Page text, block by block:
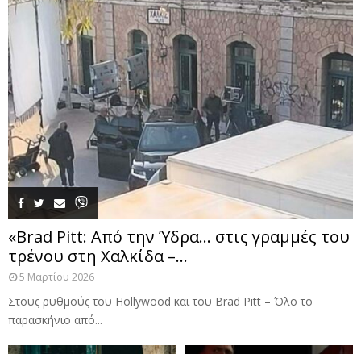
«Brad Pitt: Από την Ύδρα… στις γραμμές του
τρένου στη Χαλκίδα –...
5 Μαρτίου 2026
Στους ρυθμούς του Hollywood και του Brad Pitt – Όλο το
παρασκήνιο από...